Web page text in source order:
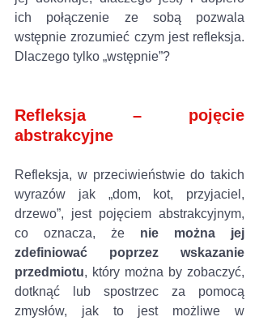
ich połączenie ze sobą pozwala
wstępnie zrozumieć czym jest refleksja.
Dlaczego tylko „wstępnie”?
Refleksja – pojęcie
abstrakcyjne
Refleksja, w przeciwieństwie do takich
wyrazów jak „dom, kot, przyjaciel,
drzewo”, jest pojęciem abstrakcyjnym,
co oznacza, że nie można jej
zdefiniować poprzez wskazanie
przedmiotu, który można by zobaczyć,
dotknąć lub spostrzec za pomocą
zmysłów, jak to jest możliwe w